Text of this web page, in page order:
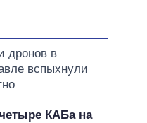
дронов в
вспыхнули
КАБа на